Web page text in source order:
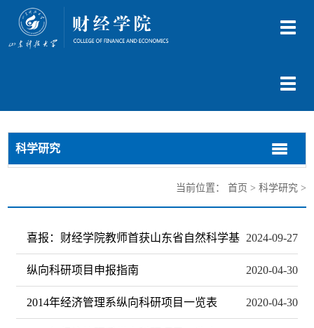
切
切
导
科学研究
切
换
航
切
换
航
当前位置： 首页 > 科学研究>
喜报：财经学院教师首获山东省自然科学基 2024-09-27
纵向科研项目申报指南 2020-04-30
2014年经济管理系纵向科研项目一览表 2020-04-30